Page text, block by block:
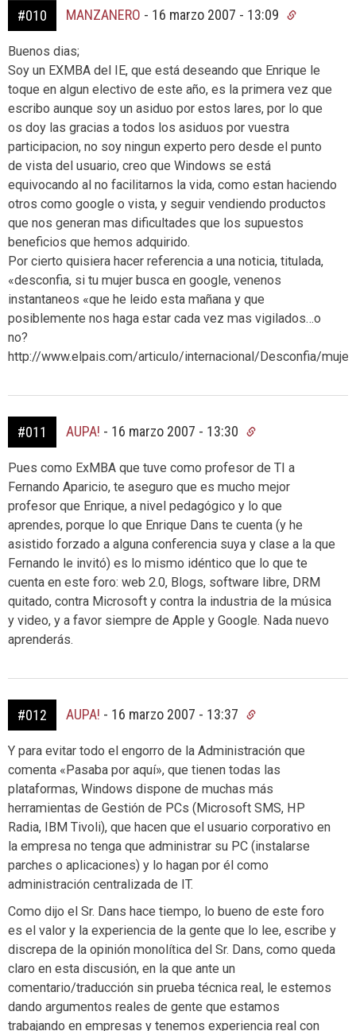
#010 MANZANERO - 16 marzo 2007 - 13:09
Buenos dias;
Soy un EXMBA del IE, que está deseando que Enrique le
toque en algun electivo de este año, es la primera vez que
escribo aunque soy un asiduo por estos lares, por lo que
os doy las gracias a todos los asiduos por vuestra
participacion, no soy ningun experto pero desde el punto
de vista del usuario, creo que Windows se está
equivocando al no facilitarnos la vida, como estan haciendo
otros como google o vista, y seguir vendiendo productos
que nos generan mas dificultades que los supuestos
beneficios que hemos adquirido.
Por cierto quisiera hacer referencia a una noticia, titulada,
«desconfia, si tu mujer busca en google, venenos
instantaneos «que he leido esta mañana y que
posiblemente nos haga estar cada vez mas vigilados…o
no?
http://www.elpais.com/articulo/internacional/Desconfia/
#011 AUPA! - 16 marzo 2007 - 13:30
Pues como ExMBA que tuve como profesor de TI a
Fernando Aparicio, te aseguro que es mucho mejor
profesor que Enrique, a nivel pedagógico y lo que
aprendes, porque lo que Enrique Dans te cuenta (y he
asistido forzado a alguna conferencia suya y clase a la que
Fernando le invitó) es lo mismo idéntico que lo que te
cuenta en este foro: web 2.0, Blogs, software libre, DRM
quitado, contra Microsoft y contra la industria de la música
y video, y a favor siempre de Apple y Google. Nada nuevo
aprenderás.
#012 AUPA! - 16 marzo 2007 - 13:37
Y para evitar todo el engorro de la Administración que
comenta «Pasaba por aquí», que tienen todas las
plataformas, Windows dispone de muchas más
herramientas de Gestión de PCs (Microsoft SMS, HP
Radia, IBM Tivoli), que hacen que el usuario corporativo en
la empresa no tenga que administrar su PC (instalarse
parches o aplicaciones) y lo hagan por él como
administración centralizada de IT.
Como dijo el Sr. Dans hace tiempo, lo bueno de este foro
es el valor y la experiencia de la gente que lo lee, escribe y
discrepa de la opinión monolítica del Sr. Dans, como queda
claro en esta discusión, en la que ante un
comentario/traducción sin prueba técnica real, le estemos
dando argumentos reales de gente que estamos
trabajando en empresas y tenemos experiencia real con